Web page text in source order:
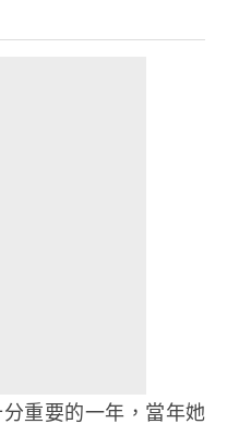
重要的一年，當年她